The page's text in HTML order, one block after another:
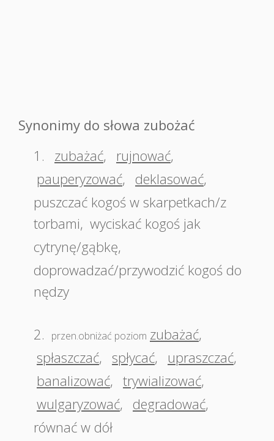
Synonimy do słowa zubożać
1.
zubażać, rujnować,
pauperyzować, deklasować,
puszczać kogoś w skarpetkach/z
torbami, wyciskać kogoś jak
cytrynę/gąbkę,
doprowadzać/przywodzić kogoś do
nędzy
2. przen.obniżać poziom zubażać,
spłaszczać, spłycać, upraszczać,
banalizować, trywializować,
wulgaryzować, degradować,
równać w dół